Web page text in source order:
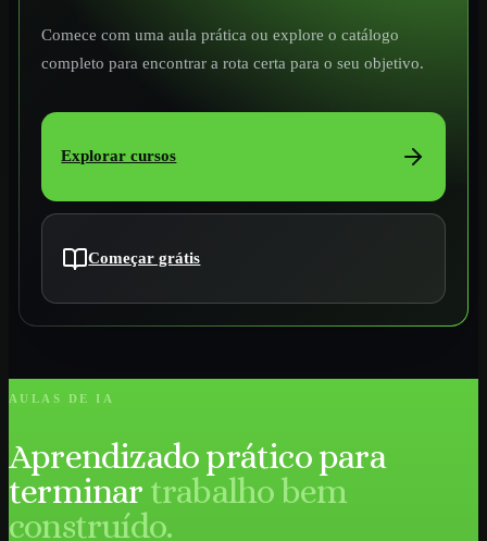
Comece com uma aula prática ou explore o catálogo
completo para encontrar a rota certa para o seu objetivo.
Explorar cursos
Começar grátis
AULAS DE IA
Aprendizado prático para
terminar trabalho bem
construído.